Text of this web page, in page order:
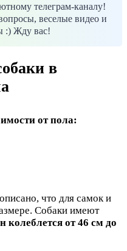
телеграм-каналу!
веселые видео и
:) Жду вас!
в
от пола:
что для самок и
Собаки имеют
колеблется от 46 см до